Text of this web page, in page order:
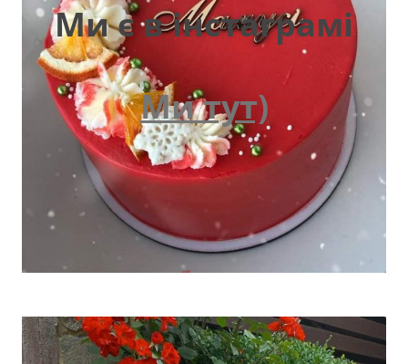
Ми є в інстаграмі
Ми тут)